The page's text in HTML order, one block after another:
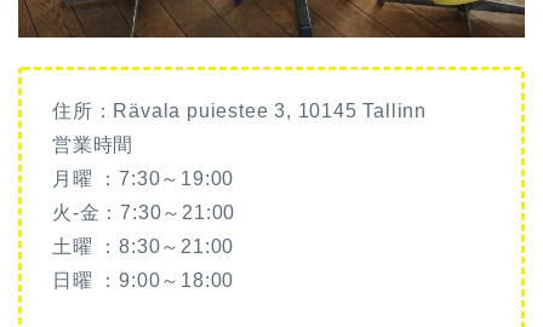
住所：Rävala puiestee 3, 10145 Tallinn
営業時間
月曜 ：7:30～19:00
火-金：7:30～21:00
土曜 ：8:30～21:00
日曜 ：9:00～18:00